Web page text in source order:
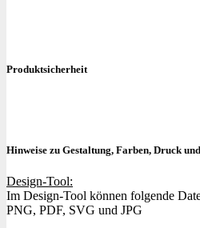
Produktsicherheit
Hinweise zu Gestaltung, Farben, Druck
Design-Tool:
Im Design-Tool können folgende
PNG, PDF, SVG und JPG